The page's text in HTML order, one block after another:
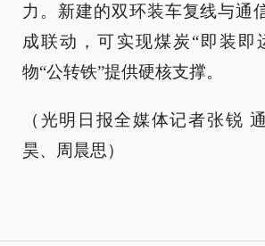
力。新建的双环装车复线与通
成联动，可实现煤炭“即装即
物“公转铁”提供硬核支撑。
（光明日报全媒体记者张锐
昊、周晨思）